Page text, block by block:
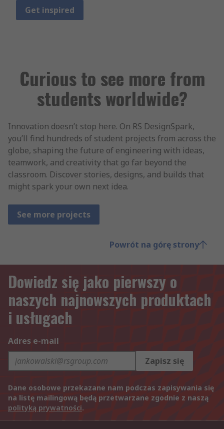
Get inspired
Curious to see more from
students worldwide?
Innovation doesn’t stop here. On RS DesignSpark,
you’ll find hundreds of student projects from across the
globe, shaping the future of engineering with ideas,
teamwork, and creativity that go far beyond the
classroom. Discover stories, designs, and builds that
might spark your own next idea.
See more projects
Powrót na górę strony
Dowiedz się jako pierwszy o
naszych najnowszych produktach
i usługach
Adres e-mail
Zapisz się
Dane osobowe przekazane nam podczas zapisywania się
na listę mailingową będą przetwarzane zgodnie z naszą
polityką prywatności.